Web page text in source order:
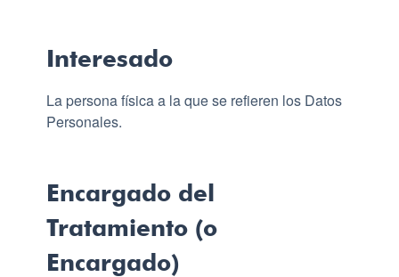
Interesado
La persona física a la que se refieren los Datos
Personales.
Encargado del
Tratamiento (o
Encargado)